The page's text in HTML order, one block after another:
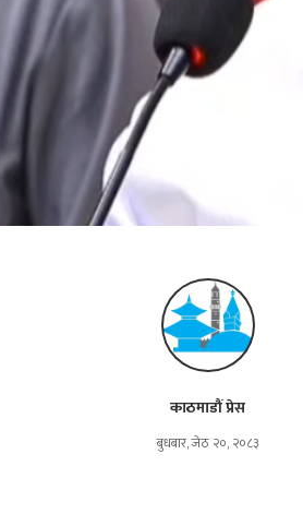
काठमाडौं प्रेस
बुधबार, जेठ २०, २०८३